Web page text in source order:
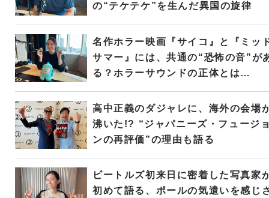
の“テケテケ”を生んだ異国の旋律
名作ホラー映画『サイコ』と『ミッ
サマー』には、共通の“恐怖の音”が
る？ホラーサウンドの正体とは…
高中正義のダジャレに、海外の会場
沸いた!? “ジャパニーズ・フュージ
ンの再評価”の理由も語る
ビートルズ初来日に密着した写真家
初めて語る、ポールの気遣いを感じ